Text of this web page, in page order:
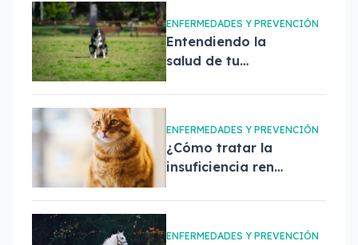
ENFERMEDADES Y PREVENCIÓN
Entendiendo la
salud de tu
de sus heces
ENFERMEDADES Y PREVENCIÓN
¿Cómo tratar la
insuficiencia renal
mascota?
ENFERMEDADES Y PREVENCIÓN